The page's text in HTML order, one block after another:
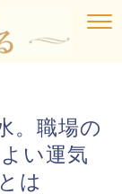
。職場の
い運気
は